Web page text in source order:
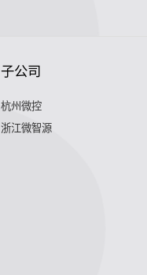
子公司
杭州微控
浙江微智源